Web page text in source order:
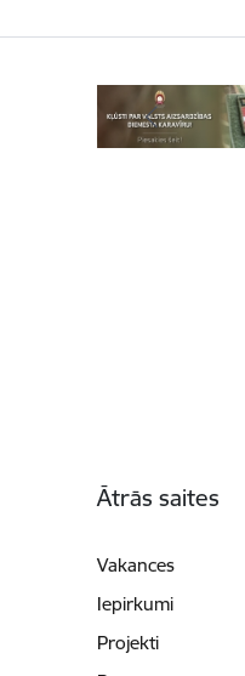
Ātrās saites
Vakances
Iepirkumi
Projekti